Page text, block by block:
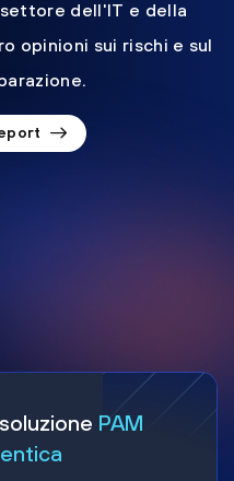
dell'IT e della
opinioni sui rischi e sul
PAM